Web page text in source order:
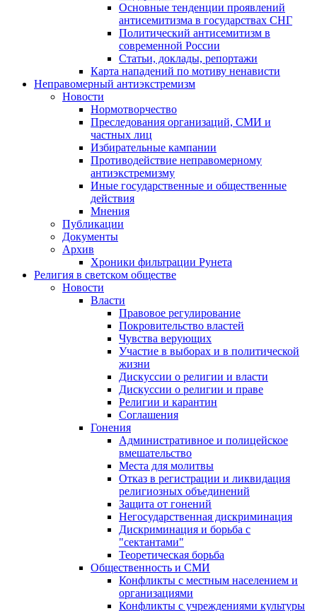
Основные тенденции проявлений
антисемитизма в государствах СНГ
Политический антисемитизм в
современной России
Статьи, доклады, репортажи
Карта нападений по мотиву ненависти
Неправомерный антиэкстремизм
Новости
Нормотворчество
Преследования организаций, СМИ и
частных лиц
Избирательные кампании
Противодействие неправомерному
антиэкстремизму
Иные государственные и общественные
действия
Мнения
Публикации
Документы
Архив
Хроники фильтрации Рунета
Религия в светском обществе
Новости
Власти
Правовое регулирование
Покровительство властей
Чувства верующих
Участие в выборах и в политической
жизни
Дискуссии о религии и власти
Дискуссии о религии и праве
Религии и карантин
Соглашения
Гонения
Административное и полицейское
вмешательство
Места для молитвы
Отказ в регистрации и ликвидация
религиозных объединений
Защита от гонений
Негосударственная дискриминация
Дискриминация и борьба с
"сектантами"
Теоретическая борьба
Общественность и СМИ
Конфликты с местным населением и
организациями
Конфликты с учреждениями культуры